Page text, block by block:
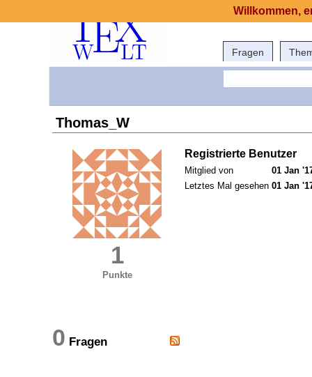
Fragen
Thomas_W
1
Punkte
Registrierte Benutzer
Mitglied von
01 Jan
Letztes Mal gesehen 01 Jan
0 Fragen
Willkommen,